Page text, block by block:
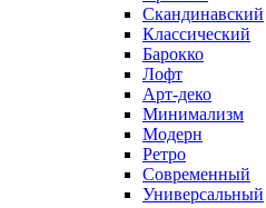
Скандинавский
Классический
Барокко
Лофт
Арт-деко
Минимализм
Модерн
Ретро
Современный
Универсальный